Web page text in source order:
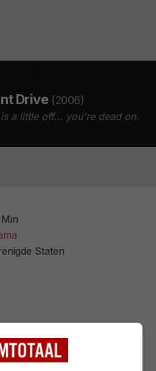
Drive (2006)
a little off... you're dead on.
/ 7
Staten